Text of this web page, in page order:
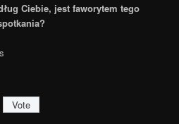
Ciebie, jest faworytem tego